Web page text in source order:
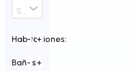
Habitaciones:
- +
Baños:
- +